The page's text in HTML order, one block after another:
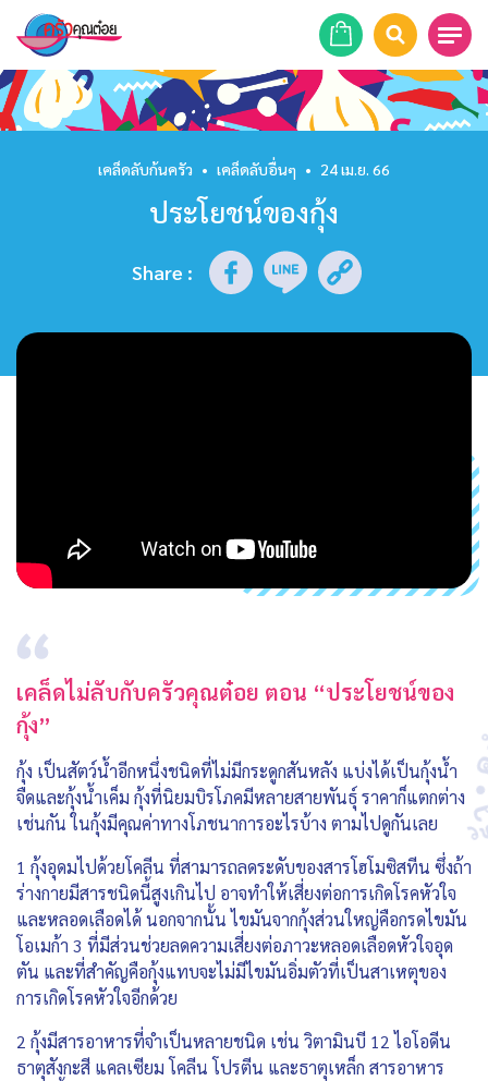
หน้าแรก
สูตรอาหาร
รายการย้อนหลัง
เคล็ดลับก้นครัว • เคล็ดลับอื่นๆ • 24 เม.ย. 66
ประโยชน์ของกุ้ง
Share :
เคล็ดไม่ลับกับครัวคุณต๋อย ตอน “ประโยชน์ของ
กุ้ง”
กุ้ง เป็นสัตว์น้ำอีกหนึ่งชนิดที่ไม่มีกระดูกสันหลัง แบ่งได้เป็นกุ้งน้ำ
จืดและกุ้งน้ำเค็ม กุ้งที่นิยมบิรโภคมีหลายสายพันธุ์ ราคาก็แตกต่าง
เช่นกัน ในกุ้งมีคุณค่าทางโภชนาการอะไรบ้าง ตามไปดูกันเลย
1 กุ้งอุดมไปด้วยโคลีน ที่สามารถลดระดับของสารโฮโมซิสทีน ซึ่งถ้า
ร่างกายมีสารชนิดนี้สูงเกินไป อาจทำให้เสี่ยงต่อการเกิดโรคหัวใจ
และหลอดเลือดได้ นอกจากนั้น ไขมันจากกุ้งส่วนใหญ่คือกรดไขมัน
โอเมก้า 3 ที่มีส่วนช่วยลดความเสี่ยงต่อภาวะหลอดเลือดหัวใจอุด
ตัน และที่สำคัญคือกุ้งแทบจะไม่มีไขมันอิ่มตัวที่เป็นสาเหตุของ
การเกิดโรคหัวใจอีกด้วย
2 กุ้งมีสารอาหารที่จำเป็นหลายชนิด เช่น วิตามินบี 12 ไอโอดีน
ธาตุสังกะสี แคลเซียม โคลีน โปรตีน และธาตุเหล็ก สารอาหาร